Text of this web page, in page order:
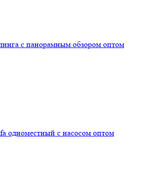
с панорамным обзором оптом
одноместный с насосом оптом